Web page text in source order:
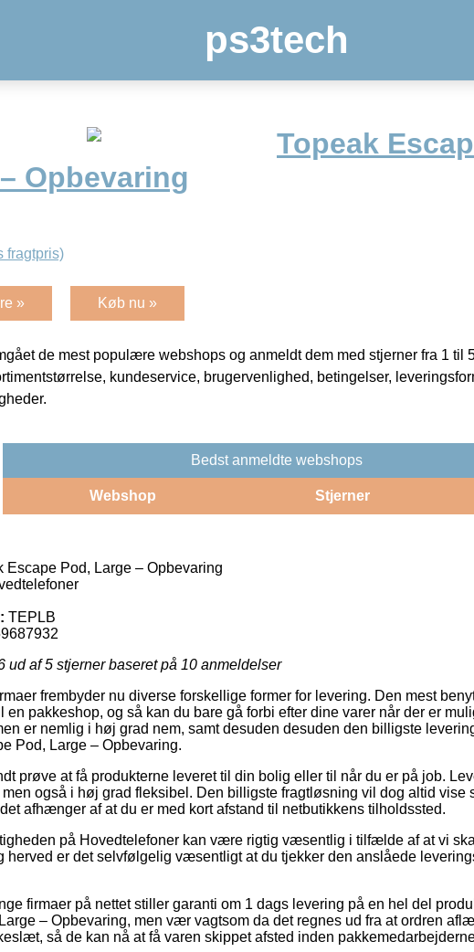
ps3tech
Topeak
Opbevaring
fragtpris)
» Køb nu »
de mest populære webshops og anmeldt dem med stjerner fra 1 til
kundeservice, brugervenlighed, betingelser,
Bedst anmeldte webshops
Webshop Stjerner
Escape Pod, Large – Opbevaring
TEPLB
ud af 5 stjerner baseret på 10 anmeldelser
frembyder nu diverse forskellige former for levering. Den mest
en pakkeshop, og så kan du bare gå forbi efter dine varer når der er
er nemlig i høj grad nem, samt desuden desuden den billigste
Pod, Large – Opbevaring.
prøve at få produkterne leveret til din bolig eller til når du er på job.
men også i høj grad fleksibel. Den billigste fragtløsning vil dog altid vise
afhænger af at du er med kort afstand til netbutikkens tilholdssted.
på Hovedtelefoner kan være rigtig væsentlig i tilfælde af at vi
herved er det selvfølgelig væsentligt at du tjekker den anslåede
firmaer på nettet stiller garanti om 1 dags levering på en hel del
– Opbevaring, men vær vagtsom da det regnes ud fra at ordren
så de kan nå at få varen skippet afsted inden